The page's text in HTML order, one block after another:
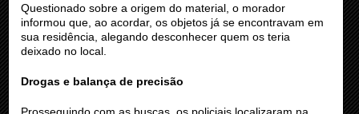
Questionado sobre a origem do material, o morador
informou que, ao acordar, os objetos já se encontravam em
sua residência, alegando desconhecer quem os teria
deixado no local.
Drogas e balança de precisão
Prosseguindo com as buscas, os policiais localizaram na